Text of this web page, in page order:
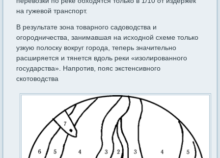
на гужевой транспорт.
В результате зона товарного садоводства и
огородничества, за­нимавшая на исходной схеме только
узкую полоску вокруг города, теперь значительно
расширяется и тянется вдоль реки «изолиро­ванного
государства». Напротив, пояс экстенсивного
скотоводства